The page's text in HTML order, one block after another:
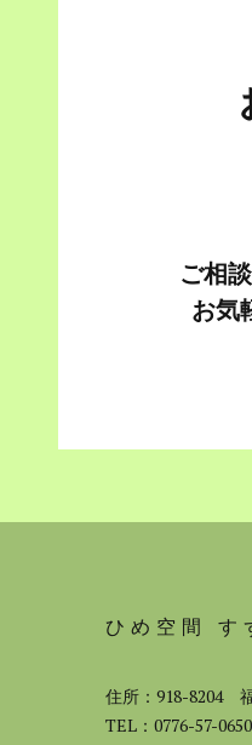
ご相
お気
ひめ空間 す
住所：918-8204
TEL：0776-57-0650